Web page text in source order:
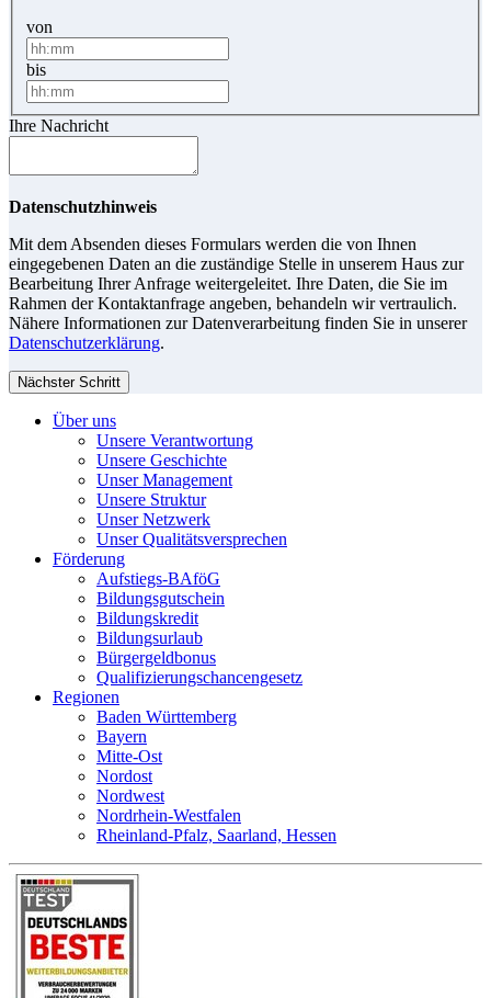
von
bis
Ihre Nachricht
Datenschutzhinweis
Mit dem Absenden dieses Formulars werden die von Ihnen
eingegebenen Daten an die zuständige Stelle in unserem Haus zur
Bearbeitung Ihrer Anfrage weitergeleitet. Ihre Daten, die Sie im
Rahmen der Kontaktanfrage angeben, behandeln wir vertraulich.
Nähere Informationen zur Datenverarbeitung finden Sie in unserer
Datenschutzerklärung.
Nächster Schritt
Über uns
Unsere Verantwortung
Unsere Geschichte
Unser Management
Unsere Struktur
Unser Netzwerk
Unser Qualitätsversprechen
Förderung
Aufstiegs-BAföG
Bildungsgutschein
Bildungskredit
Bildungsurlaub
Bürgergeldbonus
Qualifizierungschancengesetz
Regionen
Baden Württemberg
Bayern
Mitte-Ost
Nordost
Nordwest
Nordrhein-Westfalen
Rheinland-Pfalz, Saarland, Hessen